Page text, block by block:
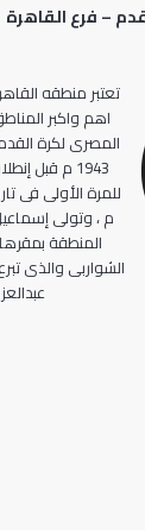
مرمى )– فرع القاهرة
تعتبر منطقه
اهم واكبر
المصرى لكرة
1943 م قبل
م ، وتولى
الشواربى والذى